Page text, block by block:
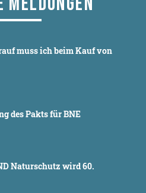
muss ich beim Kauf von
des Pakts für BNE
Naturschutz wird 60.